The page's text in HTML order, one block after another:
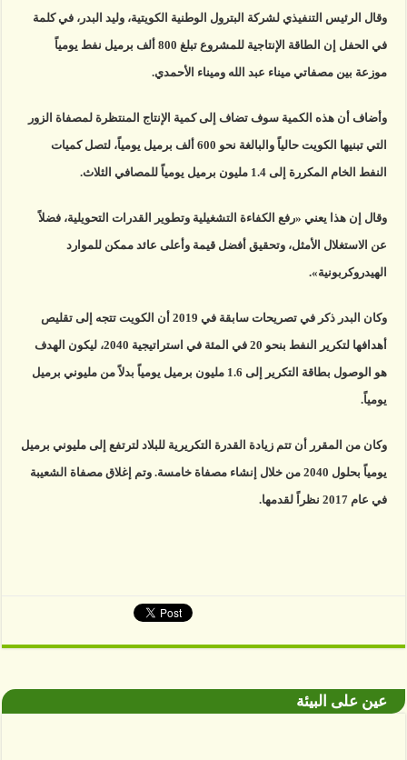
وقال الرئيس التنفيذي لشركة البترول الوطنية الكويتية، وليد البدر، في كلمة
في الحفل إن الطاقة الإنتاجية للمشروع تبلغ 800 ألف برميل نفط يومياً
موزعة بين مصفاتي ميناء عبد الله وميناء الأحمدي.
وأضاف أن هذه الكمية سوف تضاف إلى كمية الإنتاج المنتظرة لمصفاة الزور
التي تبنيها الكويت حالياً والبالغة نحو 600 ألف برميل يومياً، لتصل كميات
النفط الخام المكررة إلى 1.4 مليون برميل يومياً للمصافي الثلاث.
وقال إن هذا يعني «رفع الكفاءة التشغيلية وتطوير القدرات التحويلية، فضلاً
عن الاستغلال الأمثل، وتحقيق أفضل قيمة وأعلى عائد ممكن للموارد
الهيدروكربونية».
وكان البدر ذكر في تصريحات سابقة في 2019 أن الكويت تتجه إلى تقليص
أهدافها لتكرير النفط بنحو 20 في المئة في استراتيجية 2040، ليكون الهدف
هو الوصول بطاقة التكرير إلى 1.6 مليون برميل يومياً بدلاً من مليوني برميل
يومياً.
وكان من المقرر أن تتم زيادة القدرة التكريرية للبلاد لترتفع إلى مليوني برميل
يومياً بحلول 2040 من خلال إنشاء مصفاة خامسة. وتم إغلاق مصفاة الشعيبة
في عام 2017 نظراً لقدمها.
عين على البيئة